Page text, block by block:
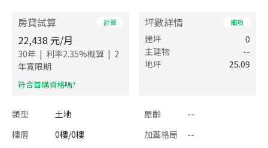
房貸試算 計算
22,438 元/月
30年 | 利率2.35%概算 | 2
年寬限期
​符合首購資格嗎?
坪數詳情 細項
建坪
0
主建物
--
地坪
25.09
類型 土地 屋齡
--
樓層
0樓/0樓 加蓋格局
--